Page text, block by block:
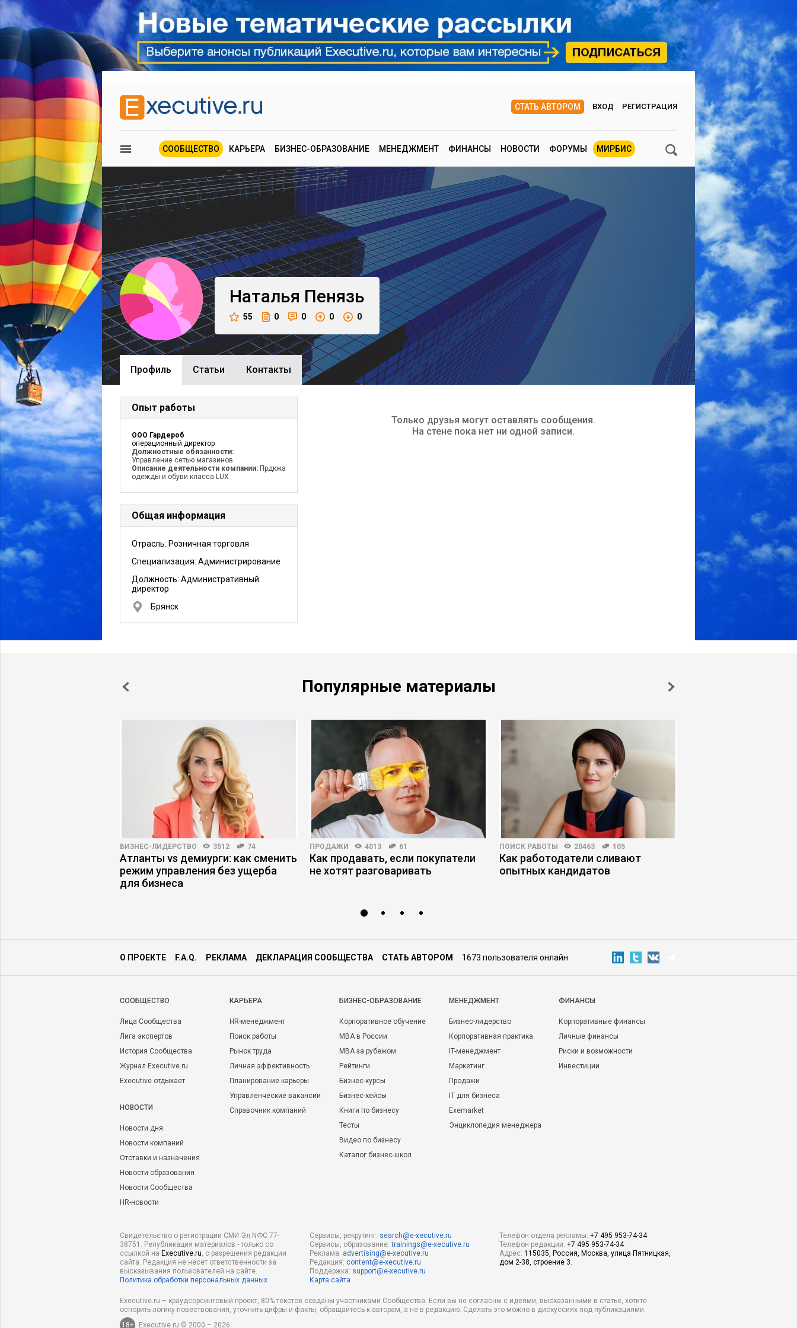
СТАТЬ АВТОРОМ ВХОД РЕГИСТРАЦИЯ
СООБЩЕСТВО КАРЬЕРА БИЗНЕС-ОБРАЗОВАНИЕ МЕНЕДЖМЕНТ ФИНАНСЫ НОВОСТИ ФОРУМЫ МИРБИС
Наталья Пенязь
55 0 0 0 0
Профиль Cтатьи Контакты
Опыт работы
ООО Гардероб
операционный директор
Должностные обязанности:
Управление сетью магазинов
Описание деятельности компании: Прдкжа
одежды и обуви класса LUX
Общая информация
Отрасль: Розничная торговля
Специализация: Администрирование
Должность: Административный
директор
Брянск
Только друзья могут оставлять сообщения.
На стене пока нет ни одной записи.
Популярные материалы
БИЗНЕС-ЛИДЕРСТВО 3512 74
Атланты vs демиурги: как сменить
режим управления без ущерба
для бизнеса
ПРОДАЖИ 4013 61
Как продавать, если покупатели
не хотят разговаривать
ПОИСК РАБОТЫ 20463 105
Как работодатели сливают
опытных кандидатов
О ПРОЕКТЕ F.A.Q. РЕКЛАМА ДЕКЛАРАЦИЯ СООБЩЕСТВА СТАТЬ АВТОРОМ 1673 пользователя онлайн
CООБЩЕСТВО
Лица Сообщества
Лига экспертов
История Сообщества
Журнал Executive.ru
Executive отдыхает
НОВОСТИ
Новости дня
Новости компаний
Отставки и назначения
Новости образования
Новости Сообщества
HR-новости
КАРЬЕРА
HR-менеджмент
Поиск работы
Рынок труда
Личная эффективность
Планирование карьеры
Управленческие вакансии
Справочник компаний
БИЗНЕС-ОБРАЗОВАНИЕ
Корпоративное обучение
MBA в России
MBA за рубежом
Рейтинги
Бизнес-курсы
Бизнес-кейсы
Книги по бизнесу
Тесты
Видео по бизнесу
Каталог бизнес-школ
МЕНЕДЖМЕНТ
Бизнес-лидерство
Корпоративная практика
IT-менеджмент
Маркетинг
Продажи
IT для бизнеса
Exemarket
Энциклопедия менеджера
ФИНАНСЫ
Корпоративные финансы
Личные финансы
Риски и возможности
Инвестиции
Свидетельство о регистрации СМИ Эл NФС 77-
38751. Републикация материалов - только со
ссылкой на Executive.ru, с разрешения редакции
сайта. Редакция не несет ответственности за
высказывания пользователей на сайте.
Политика обработки персональных данных
Сервисы, рекрутинг: search@e-xecutive.ru
Сервисы, образование:trainings@e-xecutive.ru
Реклама: advertising@e-xecutive.ru
Редакция: content@e-xecutive.ru
Поддержка: support@e-xecutive.ru
Карта сайта
Телефон отдела рекламы: +7 495 953-74-34
Телефон редакции: +7 495 953-74-34
Адрес: 115035, Россия, Москва, улица Пятницкая,
дом 2-38, строение 3.
Executive.ru – краудсорсинговый проект, 80% текстов созданы участниками Сообщества. Если вы не согласны с идеями, высказанными в статье, хотите
оспорить логику повествования, уточнить цифры и факты, обращайтесь к авторам, а не в редакцию. Сделать это можно в дискуссиях под публикациями.
18+
Executive.ru © 2000 – 2026.